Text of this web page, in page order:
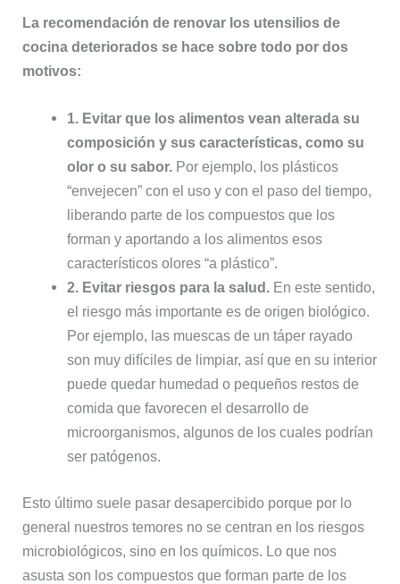
La recomendación de renovar los utensilios de
cocina deteriorados se hace sobre todo por dos
motivos:
1. Evitar que los alimentos vean alterada su
composición y sus características, como su
olor o su sabor.Por ejemplo, los plásticos
“envejecen” con el uso y con el paso del tiempo,
liberando parte de los compuestos que los
forman y aportando a los alimentos esos
característicos olores “a plástico”.
2. Evitar riesgos para la salud.En este sentido,
el riesgo más importante es de origen biológico.
Por ejemplo, las muescas de un táper rayado
son muy difíciles de limpiar, así que en su interior
puede quedar humedad o pequeños restos de
comida que favorecen el desarrollo de
microorganismos, algunos de los cuales podrían
ser patógenos.
Esto último suele pasar desapercibido porque por lo
general nuestros temores no se centran en los riesgos
microbiológicos, sino en los químicos. Lo que nos
asusta son los compuestos que forman parte de los